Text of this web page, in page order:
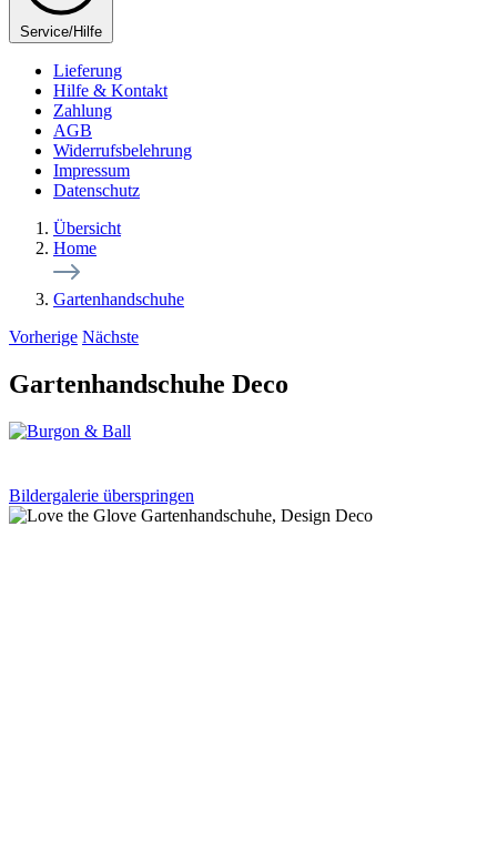
Service/Hilfe
Lieferung
Hilfe & Kontakt
Zahlung
AGB
Widerrufsbelehrung
Impressum
Datenschutz
Übersicht
Home
Gartenhandschuhe
Vorherige Nächste
Gartenhandschuhe Deco
Bildergalerie überspringen